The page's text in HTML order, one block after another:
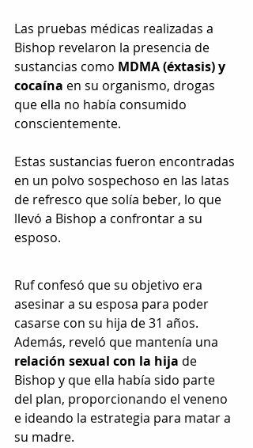
Las pruebas médicas realizadas a
Bishop revelaron la presencia de
sustancias como MDMA (éxtasis) y
cocaína en su organismo, drogas
que ella no había consumido
conscientemente.
Estas sustancias fueron encontradas
en un polvo sospechoso en las latas
de refresco que solía beber, lo que
llevó a Bishop a confrontar a su
esposo.
Ruf confesó que su objetivo era
asesinar a su esposa para poder
casarse con su hija de 31 años.
Además, reveló que mantenía una
relación sexual con la hija de
Bishop y que ella había sido parte
del plan, proporcionando el veneno
e ideando la estrategia para matar a
su madre.